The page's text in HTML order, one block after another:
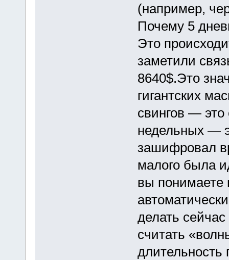
(например,
Почему 5
Это
заметили
8640$.Это
гигантских
свингов — это
недельных —
зашифровал
малого была
вы понимаете
делать
считать
длительность